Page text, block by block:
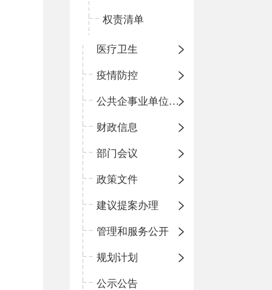
权责清单
医疗卫生
疫情防控
公共企事业单位信息公开
财政信息
部门会议
政策文件
建议提案办理
管理和服务公开
规划计划
公示公告